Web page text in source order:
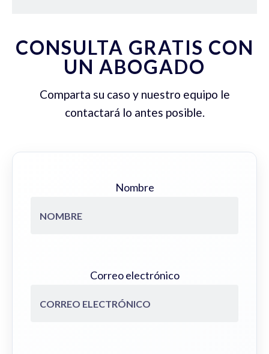
CONSULTA GRATIS CON
UN ABOGADO
Comparta su caso y nuestro equipo le
contactará lo antes posible.
Nombre
Correo electrónico